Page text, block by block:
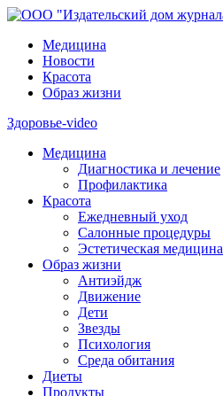
Медицина
Новости
Красота
Образ жизни
Здоровье-video
Медицина
Диагностика и лечение
Профилактика
Красота
Ежедневный уход
Салонные процедуры
Эстетическая медицина
Образ жизни
Антиэйдж
Движение
Дети
Звезды
Психология
Среда обитания
Диеты
Продукты